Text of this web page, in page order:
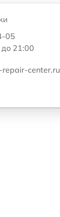
05
21:00
center.ru